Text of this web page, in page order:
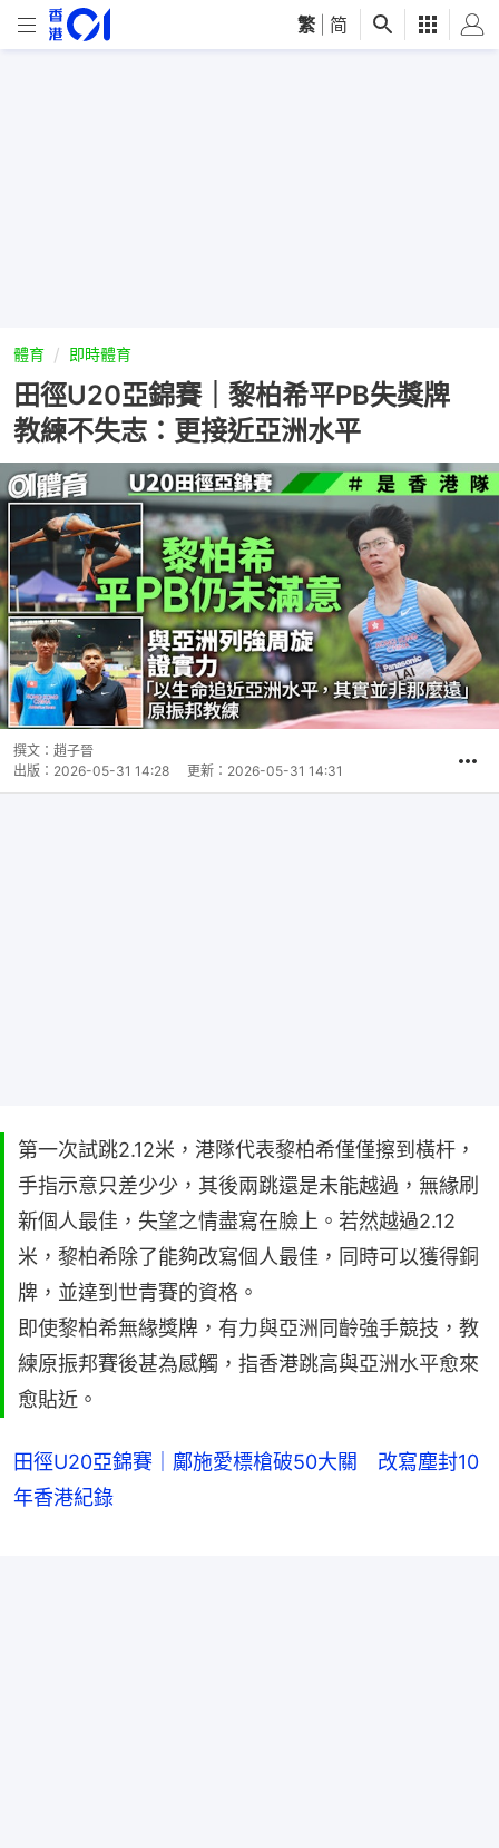
繁 简
體育 即時體育
田徑U20亞錦賽｜黎柏希平PB失獎牌
教練不失志：更接近亞洲水平
撰文： 趙子晉
出版： 2026-05-31 14:28 更新： 2026-05-31 14:31
第一次試跳2.12米，港隊代表黎柏希僅僅擦到橫杆，
手指示意只差少少，其後兩跳還是未能越過，無緣刷
新個人最佳，失望之情盡寫在臉上。若然越過2.12
米，黎柏希除了能夠改寫個人最佳，同時可以獲得銅
牌，並達到世青賽的資格。
即使黎柏希無緣獎牌，有力與亞洲同齡強手競技，教
練原振邦賽後甚為感觸，指香港跳高與亞洲水平愈來
愈貼近。
田徑U20亞錦賽｜鄺施愛標槍破50大關 改寫塵封10
年香港紀錄